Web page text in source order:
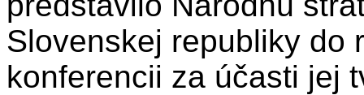
Slovenskej republiky do
konferencii za účasti jej